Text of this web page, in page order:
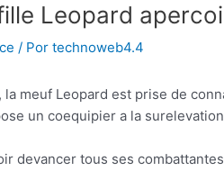
Leopard
/ Por technoweb4.4
meuf Leopard est prise de
un coequipier a la
devancer tous ses